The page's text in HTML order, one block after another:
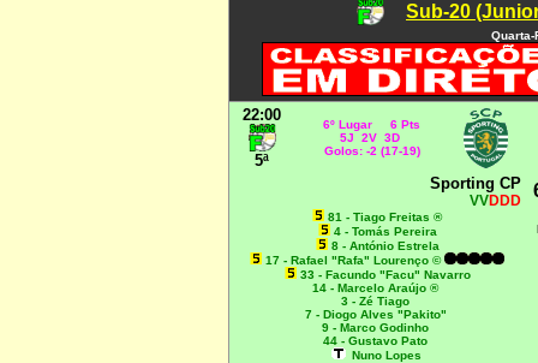
Sub-20
Quarta-
22:00
5ª
6º Lugar 6 Pts
5J 2V 3D
Golos: -2 (17-19)
Sporting CP
VVDDD
81 - Tiago Freitas ®
4 - Tomás Pereira
8 - António Estrela
17 - Rafael "Rafa" Lourenço ©
33 - Facundo "Facu" Navarro
14 - Marcelo Araújo ®
3 - Zé Tiago
7 - Diogo Alves "Pakito"
9 - Marco Godinho
44 - Gustavo Pato
Nuno Lopes